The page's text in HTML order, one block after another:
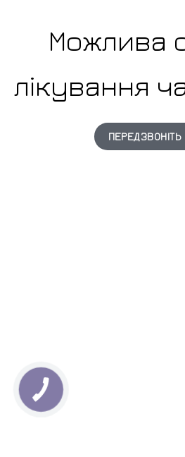
Можлива
лікування
ПЕРЕДЗВОНІТЬ